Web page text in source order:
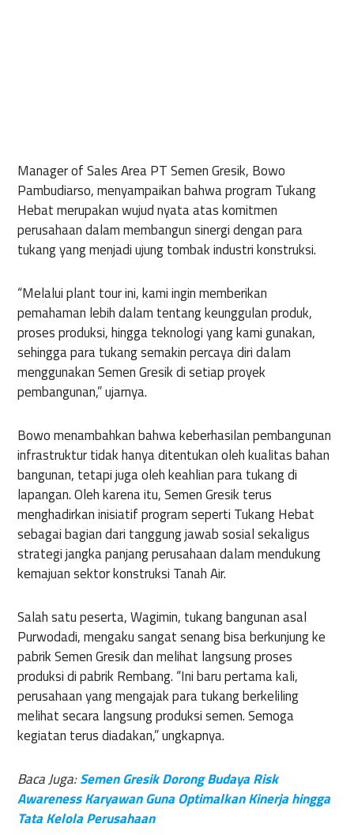
Manager of Sales Area PT Semen Gresik, Bowo
Pambudiarso, menyampaikan bahwa program Tukang
Hebat merupakan wujud nyata atas komitmen
perusahaan dalam membangun sinergi dengan para
tukang yang menjadi ujung tombak industri konstruksi.
“Melalui plant tour ini, kami ingin memberikan
pemahaman lebih dalam tentang keunggulan produk,
proses produksi, hingga teknologi yang kami gunakan,
sehingga para tukang semakin percaya diri dalam
menggunakan Semen Gresik di setiap proyek
pembangunan,” ujarnya.
Bowo menambahkan bahwa keberhasilan pembangunan
infrastruktur tidak hanya ditentukan oleh kualitas bahan
bangunan, tetapi juga oleh keahlian para tukang di
lapangan. Oleh karena itu, Semen Gresik terus
menghadirkan inisiatif program seperti Tukang Hebat
sebagai bagian dari tanggung jawab sosial sekaligus
strategi jangka panjang perusahaan dalam mendukung
kemajuan sektor konstruksi Tanah Air.
Salah satu peserta, Wagimin, tukang bangunan asal
Purwodadi, mengaku sangat senang bisa berkunjung ke
pabrik Semen Gresik dan melihat langsung proses
produksi di pabrik Rembang. “Ini baru pertama kali,
perusahaan yang mengajak para tukang berkeliling
melihat secara langsung produksi semen. Semoga
kegiatan terus diadakan,” ungkapnya.
Baca Juga:Semen Gresik Dorong Budaya Risk
Awareness Karyawan Guna Optimalkan Kinerja hingga
Tata Kelola Perusahaan